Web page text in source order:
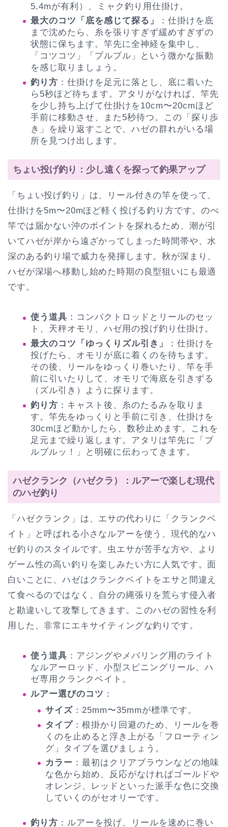
5.4mが有利）、ミャク釣り用仕掛け。
最大のコツ「底を感じて探る」
：仕掛けを底
まで沈めたら、糸を張りすぎず緩めすぎずの
状態に保ちます。竿先に全神経を集中し、
「コツコツ」「プルプル」という微かな振動
を感じ取りましょう。
釣り方 ：仕掛けを足元に落とし、底に着いた
ら5秒ほど待ちます。アタリがなければ、竿先
を少し持ち上げて仕掛けを10cm〜20cmほど
手前に移動させ、また5秒待つ。この「探り歩
き」を繰り返すことで、ハゼの群れがいる場
所を見つけ出します。
ちょい投げ釣り：少し遠くを探って釣果アップ
「ちょい投げ釣り」は、リール付きの竿を使って、
仕掛けを5m〜20mほど軽く投げる釣り方です。のべ
竿では届かない沖のポイントを探れるため、潮が引
いてハゼが岸から遠ざかってしまった時間帯や、水
深のある釣り場で威力を発揮します。秋が深まり、
ハゼが深場へ移動し始めた時期の良型狙いにも最適
です。
使う道具 ：コンパクトロッドとリールのセッ
ト、天秤オモリ、ハゼ用の投げ釣り仕掛け。
最大のコツ「ゆっくりズル引き」
：仕掛けを
投げたら、オモリが底に着くのを待ちます。
その後、リールをゆっくり巻いたり、竿を手
前に引いたりして、オモリで海底を引きずる
（ズル引き）ように探ります。
釣り方 ：キャスト後、糸のたるみを取りま
す。竿先をゆっくりと手前に引き、仕掛けを
30cmほど動かしたら、数秒止めます。これを
足元まで繰り返します。アタリは竿先に「ブ
ルブルッ！」と明確に伝わってきます。
ハゼクランク（ハゼクラ）：ルアーで楽しむ現代
のハゼ釣り
「ハゼクランク」は、エサの代わりに「クランクベ
イト」と呼ばれる小さなルアーを使う、現代的なハ
ゼ釣りのスタイルです。虫エサが苦手な方や、より
ゲーム性の高い釣りを楽しみたい方に人気です。面
白いことに、ハゼはクランクベイトをエサと間違え
て食べるのではなく、自分の縄張りを荒らす侵入者
と勘違いして攻撃してきます。このハゼの習性を利
用した、非常にエキサイティングな釣りです。
使う道具 ：アジングやメバリング用のライト
なルアーロッド、小型スピニングリール、ハ
ゼ専用クランクベイト。
ルアー選びのコツ ：
サイズ ：25mm〜35mmが標準です。
タイプ ：根掛かり回避のため、リールを巻
くのを止めると浮き上がる「フローティン
グ」タイプを選びましょう。
カラー ：最初はクリアブラウンなどの地味
な色から始め、反応がなければゴールドや
オレンジ、レッドといった派手な色に交換
していくのがセオリーです。
釣り方 ：ルアーを投げ、リールを速めに巻い